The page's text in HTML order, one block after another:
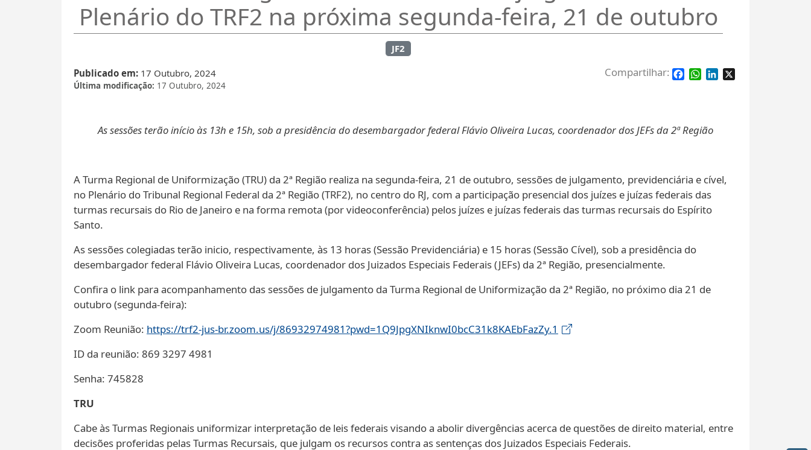
Plenário do TRF2 na próxima segunda-feira, 21 de outubro
JF2
Publicado em 17 Outubro, 2024
Última modificação 17 Outubro, 2024
Facebook
WhatsApp
LinkedIn
As sessões terão início às 13h e 15h, sob a presidência do desembargador federal Flávio Oliveira Lucas, coordenador dos JEFs da 2ª Região
A Turma Regional de Uniformização (TRU) da 2ª Região realiza na segunda-feira, 21 de outubro, sessões de julgamento, previdenciária e cível,
no Plenário do Tribunal Regional Federal da 2ª Região (TRF2), no centro do RJ, com a participação presencial dos juízes e juízas federais das
turmas recursais do Rio de Janeiro e na forma remota (por videoconferência) pelos juízes e juízas federais das turmas recursais do Espírito
Santo.
As sessões colegiadas terão inicio, respectivamente, às 13 horas (Sessão Previdenciária) e 15 horas (Sessão Cível), sob a presidência do
desembargador federal Flávio Oliveira Lucas, coordenador dos Juizados Especiais Federais (JEFs) da 2ª Região, presencialmente.
Confira o link para acompanhamento das sessões de julgamento da Turma Regional de Uniformização da 2ª Região, no próximo dia 21 de
outubro (segunda-feira):
Zoom Reunião: https://trf2-jus-br.zoom.us/j/86932974981?pwd=1Q9JpgXNIknwI0bcC31k8KAEbFazZy.1
ID da reunião: 869 3297 4981
Senha: 745828
TRU
Cabe às Turmas Regionais uniformizar interpretação de leis federais visando a abolir divergências acerca de questões de direito material, entre
decisões proferidas pelas Turmas Recursais, que julgam os recursos contra as sentenças dos Juizados Especiais Federais.